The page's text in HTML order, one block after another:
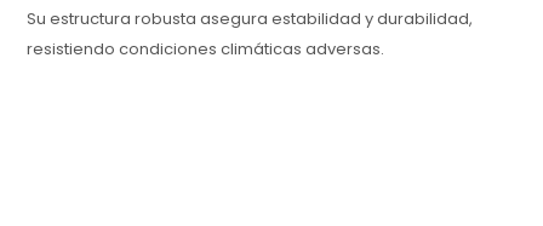
Su estructura robusta asegura estabilidad y durabilidad,
resistiendo condiciones climáticas adversas.